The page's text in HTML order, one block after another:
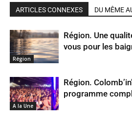
ARTICLES CONNEXES DU MÊME
Région
Région. Une
vous pour les
A la Une
Région.
programme